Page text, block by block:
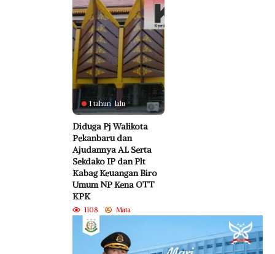
1 tahun lalu
Diduga Pj Walikota
Pekanbaru dan
Ajudannya AL Serta
Sekdako IP dan Plt
Kabag Keuangan Biro
Umum NP Kena OTT
KPK
1108 Mata